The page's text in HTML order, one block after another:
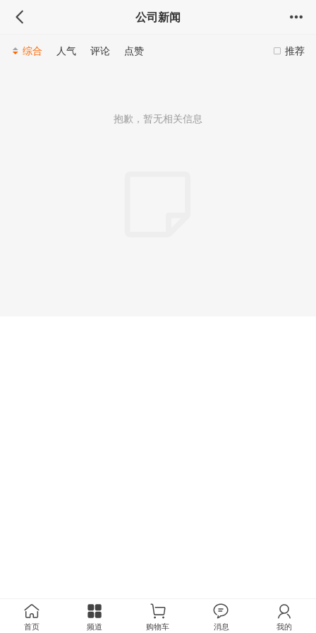
公司新闻
推荐
综合 人气 评论 点赞
抱歉，暂无相关信息
首页 频道 购物车 消息 我的